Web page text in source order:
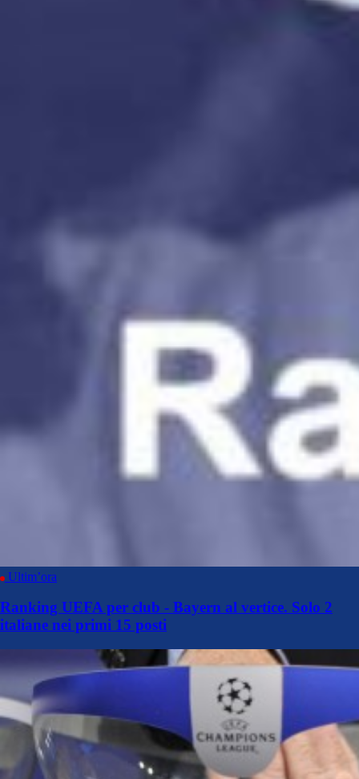
Ultim’ora
Ranking UEFA per club - Bayern al vertice. Solo 2
italiane nei primi 15 posti